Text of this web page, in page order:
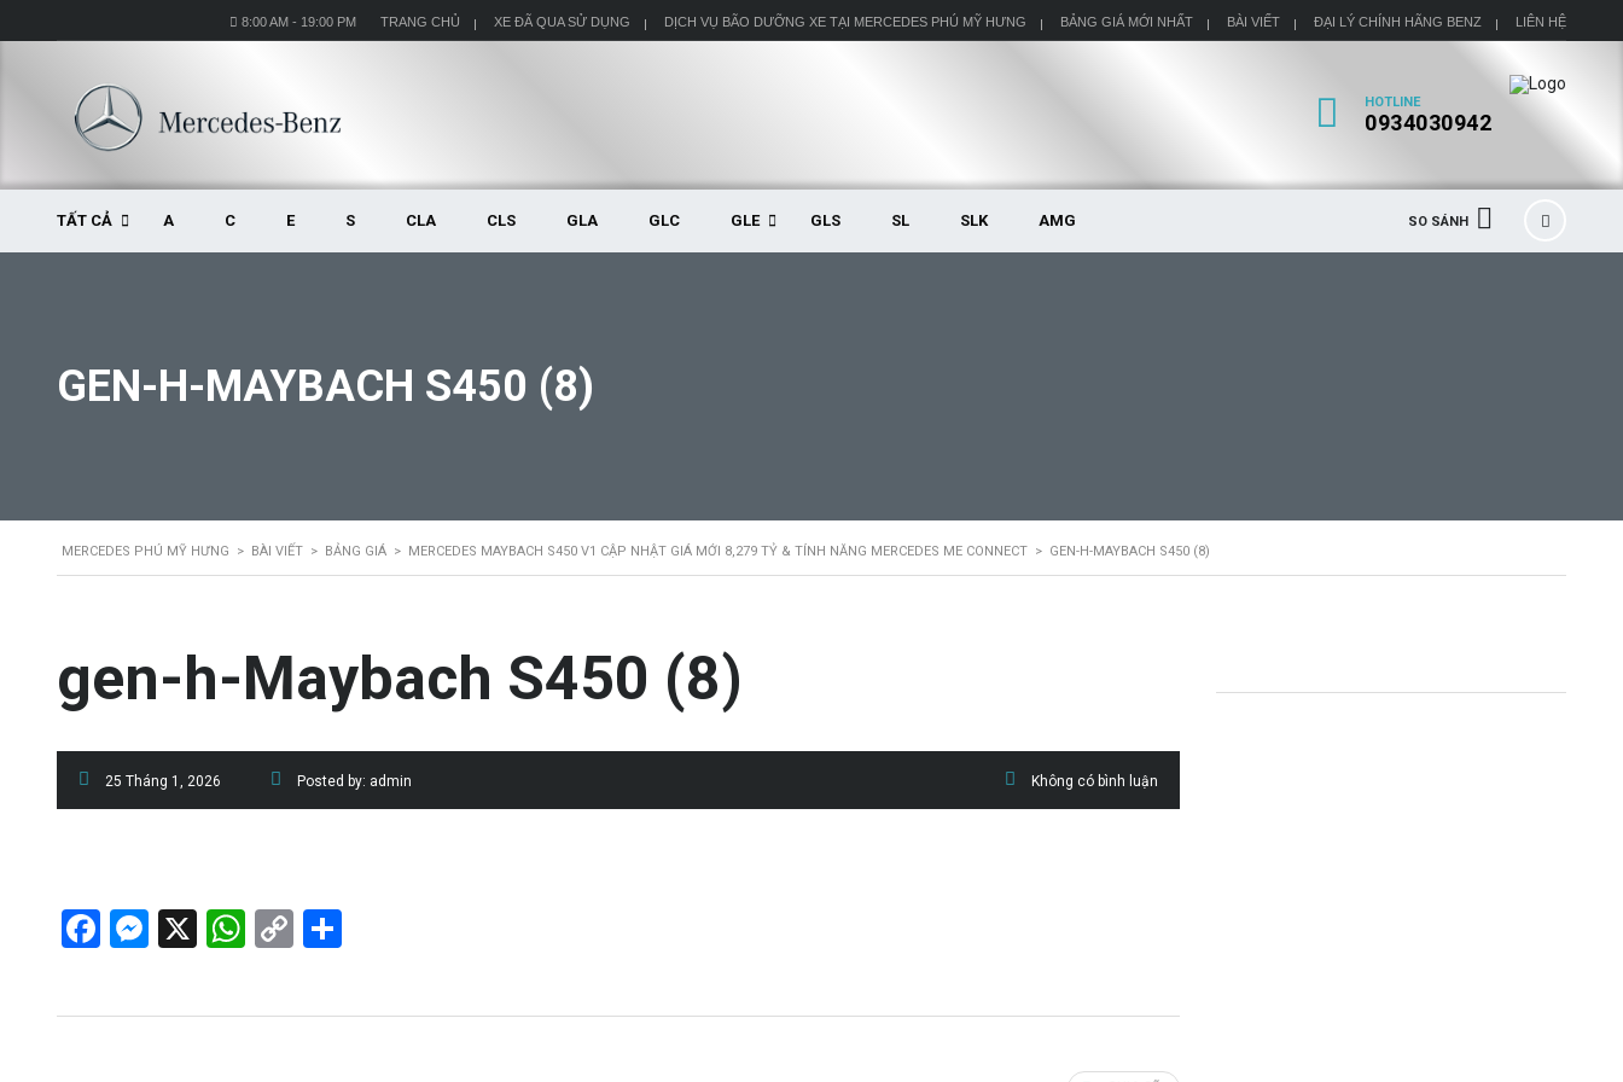
TRANG CHỦ XE ĐÃ QUA SỬ DỤNG DỊCH VỤ BÃO DƯỠNG XE TẠI MERCEDES PHÚ MỸ HƯNG BẢNG GIÁ MỚI NHẤT BÀI VIẾT ĐẠI LÝ CHÍNH HÃNG BENZ LIÊN HỆ
8:00 AM - 19:00 PM
HOTLINE
0934030942
SO SÁNH
TẤT CẢ A C E S CLA CLS GLA GLC GLE GLS SL SLK AMG
GEN-H-MAYBACH S450 (8)
MERCEDES PHÚ MỸ HƯNG > BÀI VIẾT > BẢNG GIÁ > MERCEDES MAYBACH S450 V1 CẬP NHẬT GIÁ MỚI 8,279 TỶ & TÍNH NĂNG MERCEDES ME CONNECT > GEN-H-MAYBACH S450 (8)
gen-h-Maybach S450 (8)
25 Tháng 1, 2026 Posted by: admin Không có bình luận
Facebook
Messenger
X WhatsApp
Copy